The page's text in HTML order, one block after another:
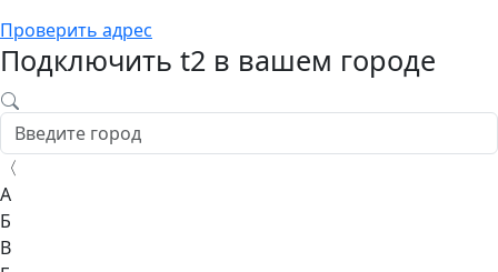
Проверить адрес
Подключить t2 в вашем городе
〈
А
Б
В